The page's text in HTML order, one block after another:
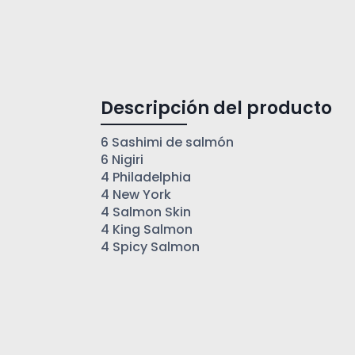
Descripción del producto
6 Sashimi de salmón
6 Nigiri
4 Philadelphia
4 New York
4 Salmon Skin
4 King Salmon
4 Spicy Salmon